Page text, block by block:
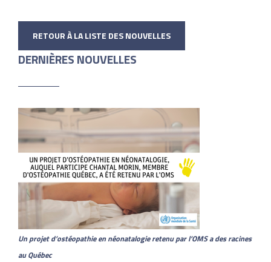
RETOUR À LA LISTE DES NOUVELLES
DERNIÈRES NOUVELLES
Un projet d’ostéopathie en néonatalogie retenu par l’OMS a des racines
au Québec